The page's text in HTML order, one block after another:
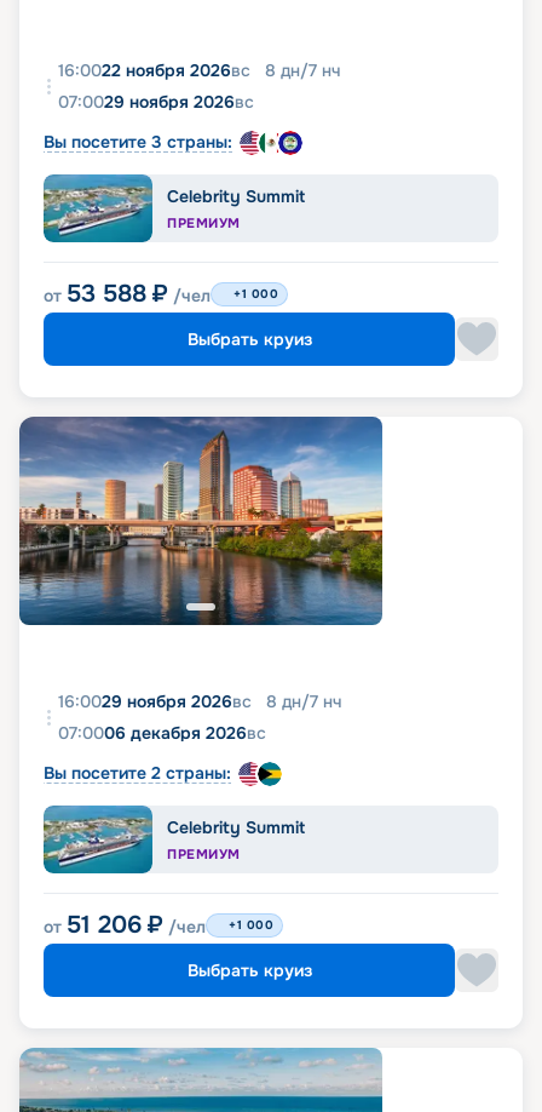
16:0022 ноября 2026вс 8 дн/7 нч
07:0029 ноября 2026вс
Вы посетите 3 страны:
Celebrity Summit
ПРЕМИУМ
от 53 588 ₽ /чел +1 000
Выбрать круиз
16:0029 ноября 2026вс 8 дн/7 нч
07:0006 декабря 2026вс
Вы посетите 2 страны:
Celebrity Summit
ПРЕМИУМ
от 51 206 ₽ /чел +1 000
Выбрать круиз